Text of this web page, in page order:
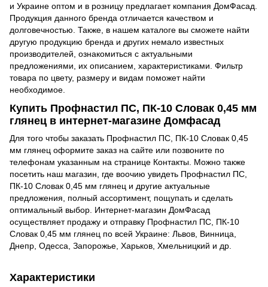
и Украине оптом и в розницу предлагает компания ДомФасад.
Продукция данного бренда отличается качеством и
долговечностью. Также, в нашем каталоге вы сможете найти
другую продукцию бренда и других немало известных
производителей, ознакомиться с актуальными
предложениями, их описанием, характеристиками. Фильтр
товара по цвету, размеру и видам поможет найти
необходимое.
Купить Профнастил ПС, ПК-10 Словак 0,45 мм
глянец в интернет-магазине Домфасад
Для того чтобы заказать Профнастил ПС, ПК-10 Словак 0,45
мм глянец оформите заказ на сайте или позвоните по
телефонам указанным на странице Контакты. Можно также
посетить наш магазин, где воочию увидеть Профнастил ПС,
ПК-10 Словак 0,45 мм глянец и другие актуальные
предложения, полный ассортимент, пощупать и сделать
оптимальный выбор. Интернет-магазин ДомФасад
осуществляет продажу и отправку Профнастил ПС, ПК-10
Словак 0,45 мм глянец по всей Украине: Львов, Винница,
Днепр, Одесса, Запорожье, Харьков, Хмельницкий и др.
Характеристики